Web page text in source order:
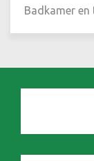
Badkamer